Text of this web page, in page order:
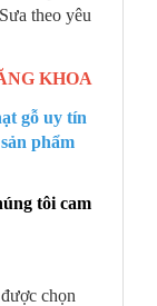
theo yêu
KHOA
gỗ uy tín
phẩm
tôi cam
chọn